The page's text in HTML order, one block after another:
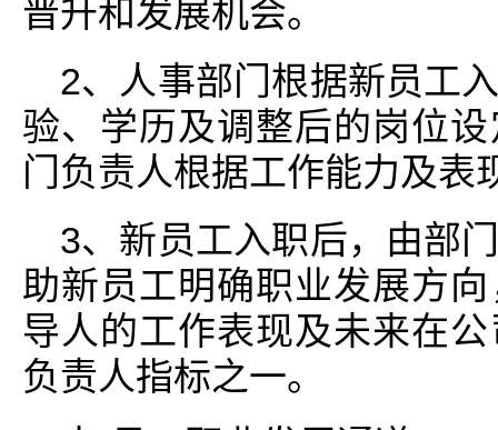
晋升和发展机会。
2、人事部门根据新员工
验、学历及调整后的岗位
门负责人根据工作能力及表
3、新员工入职后，由部
助新员工明确职业发展方
导人的工作表现及未来在
负责人指标之一。